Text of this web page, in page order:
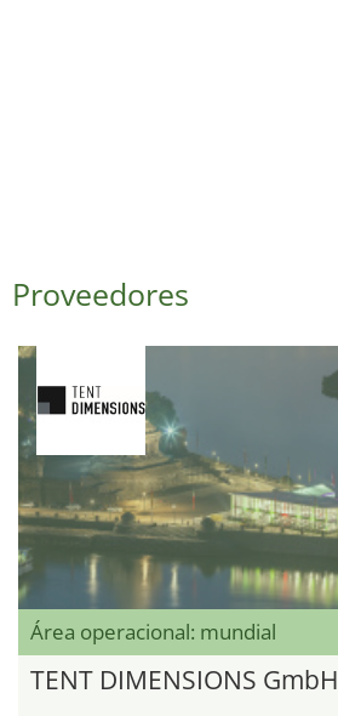
Proveedores
Área operacional: mundial
TENT DIMENSIONS GmbH